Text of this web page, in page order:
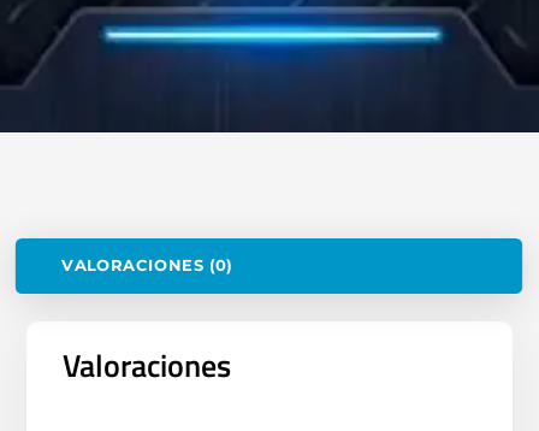
VALORACIONES (0)
Valoraciones